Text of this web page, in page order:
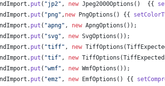
. put ( "jp2" , new Jpeg2000Options ()  {{
. put ( "png" , new PngOptions () {{
. put ( "apng" , new ApngOptions ());
. put ( "svg" , new SvgOptions ());
. put ( "tiff" , new TiffOptions (
. put ( "tif" , new TiffOptions (
. put ( "wmf" , new WmfOptions ());
. put ( "emz" , new EmfOptions () {{